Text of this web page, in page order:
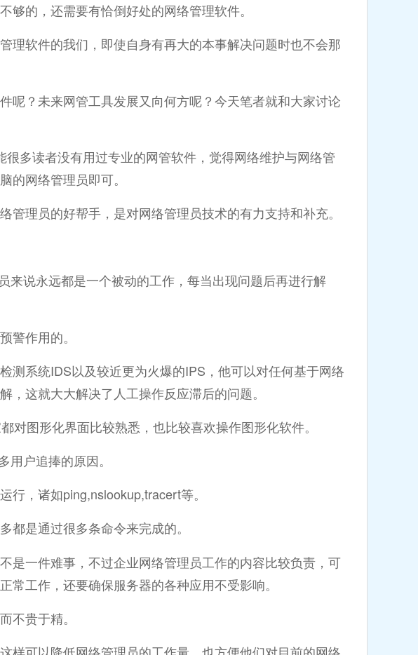
的，还需要有恰倒好处的网络管理软件。
理软件的我们，即使自身有再大的本事解决问题时也不会那
呢？未来网管工具发展又向何方呢？今天笔者就和大家讨论
没有用过专业的网管软件，觉得网络维护与网络管
的网络管理员即可。
理员的好帮手，是对网络管理员技术的有力支持和补充。
永远都是一个被动的工作，每当出现问题后再进行解
警作用的。
测系统IDS以及较近更为火爆的IPS，他可以对任何基于网络
这就大大解决了人工操作反应滞后的问题。
化界面比较熟悉，也比较喜欢操作图形化软件。
户追捧的原因。
行，诸如ping,nslookup,tracert等。
都是通过很多条命令来完成的。
是一件难事，不过企业网络管理员工作的内容比较负责，可
工作，还要确保服务器的各种应用不受影响。
不贵于精。